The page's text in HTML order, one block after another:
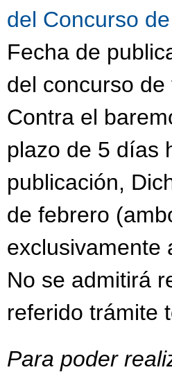
del Concurso
Fecha de
del concurso
Contra el
plazo de 5 días
publicación,
de febrero
exclusivamente
No se admitirá
referido trámite
Para poder